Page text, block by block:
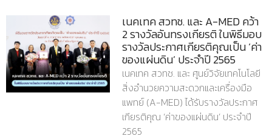
เนคเทค สวทช. และ A-MED คว้า
2 รางวัลอันทรงเกียรติ ในพิธีมอบ
รางวัลประกาศเกียรติคุณเป็น ‘ค่า
ของแผ่นดิน’ ประจำปี 2565
เนคเทค สวทช. และ ศูนย์วิจัยเทคโนโลยี
สิ่งอำนวยความสะดวกและเครื่องมือ
แพทย์ (A-MED) ได้รับรางวัลประกาศ
เกียรติคุณ ‘ค่าของแผ่นดิน’ ประจำปี
2565